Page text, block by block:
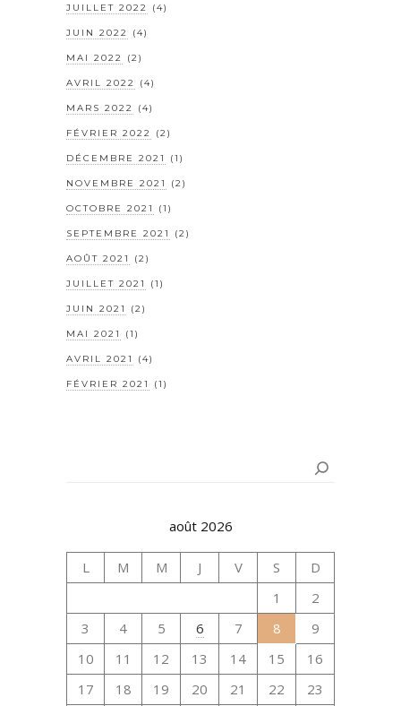
JUILLET 2022 (4)
JUIN 2022 (4)
MAI 2022 (2)
AVRIL 2022 (4)
MARS 2022 (4)
FÉVRIER 2022 (2)
DÉCEMBRE 2021 (1)
NOVEMBRE 2021 (2)
OCTOBRE 2021 (1)
SEPTEMBRE 2021 (2)
AOÛT 2021 (2)
JUILLET 2021 (1)
JUIN 2021 (2)
MAI 2021 (1)
AVRIL 2021 (4)
FÉVRIER 2021 (1)
août 2026
L M M J V S
D
1
2
3
4 5 6 7 8
9
10
11 12 13 14 15
16
17
18 19 20 21 22 23